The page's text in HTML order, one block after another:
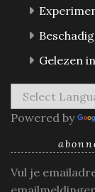
Gelezen
Powered by
Vul je